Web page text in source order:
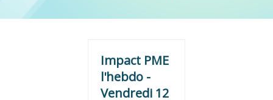
Impact PME
l'hebdo -
Vendredi 12